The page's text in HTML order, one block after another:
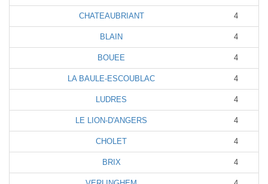
CHATEAUBRIANT 4
BLAIN 4
BOUEE 4
LA BAULE-ESCOUBLAC 4
LUDRES 4
LE LION-D'ANGERS 4
CHOLET 4
BRIX 4